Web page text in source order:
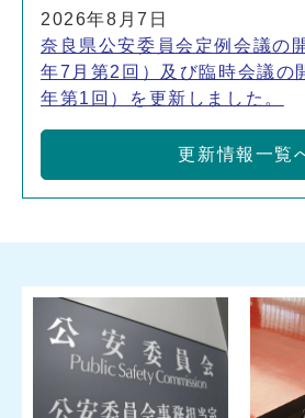
2026年8月7日
奈良県公安委員会定例会議の
年7月第2回）及び臨時会議の
年第1回）を更新しました。
更新情報一覧